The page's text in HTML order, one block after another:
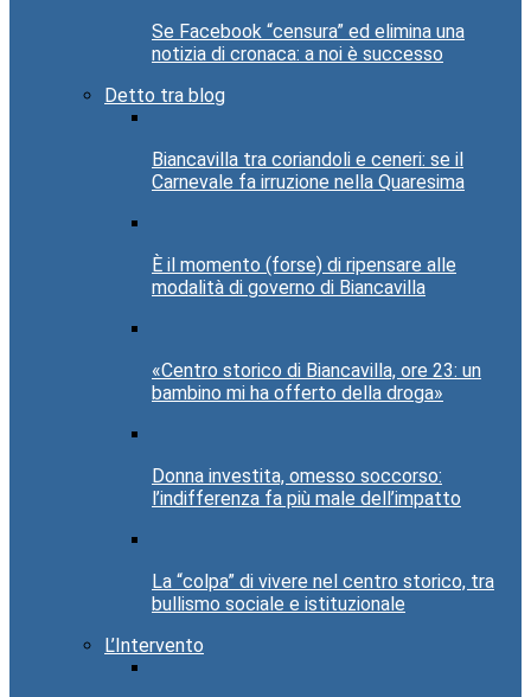
Se Facebook “censura” ed elimina una
notizia di cronaca: a noi è successo
Detto tra blog
Biancavilla tra coriandoli e ceneri: se il
Carnevale fa irruzione nella Quaresima
È il momento (forse) di ripensare alle
modalità di governo di Biancavilla
«Centro storico di Biancavilla, ore 23: un
bambino mi ha offerto della droga»
Donna investita, omesso soccorso:
l’indifferenza fa più male dell’impatto
La “colpa” di vivere nel centro storico, tra
bullismo sociale e istituzionale
L’Intervento